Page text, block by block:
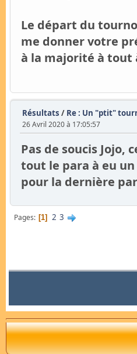
Le départ du
me donner votre
à la majorité à tout
Résultats / Re : Un "ptit"
26 Avril 2020 à 17:05:57
Pas de soucis
tout le para à eu
pour la dernière
Pages 1 2 3